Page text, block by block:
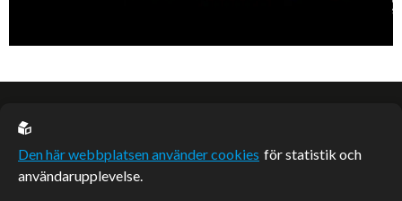
EU casino
Den här webbplatsen använder cookies för statistik och
användarupplevelse.